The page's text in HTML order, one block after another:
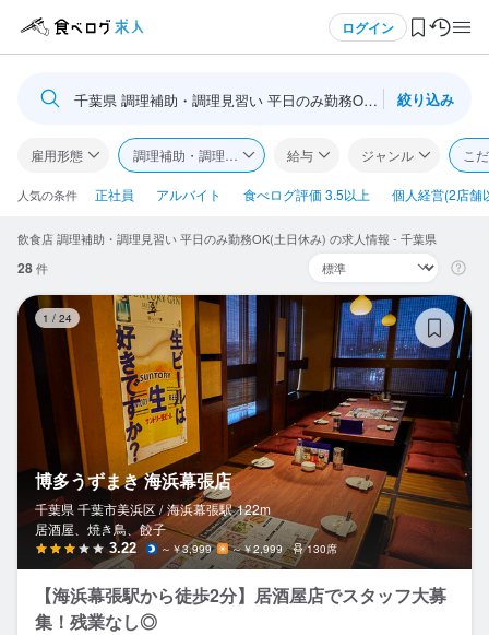
ログイン
ログイン・無料会員登録
食べログ求人TOP
求人検索
閲覧履歴
気になる求人
検索履歴・保存した条件
応募履歴
WEB履歴書
スカウト・メルマガ受信設定
千葉県 調理補助・調理見習い 平日のみ勤務OK(土日休み)
絞り込み
雇用形態 調理補助・調理見習い 給与 ジャンル こ
人気の条件 正社員 アルバイト 食べログ評価 3.5以上 個人経営(2店舗
飲食店 調理補助・調理見習い 平日のみ勤務OK(土日休み) の求人情報 - 千葉県
28件
1 / 24
博多うずまき 海浜幕張店
千葉県 千葉市美浜区 / 海浜幕張駅 122m
居酒屋、焼き鳥、餃子
3.22 ～￥3,999 ～￥2,999 130席
【海浜幕張駅から徒歩2分】居酒屋店でスタッフ大募
集！残業なし◎